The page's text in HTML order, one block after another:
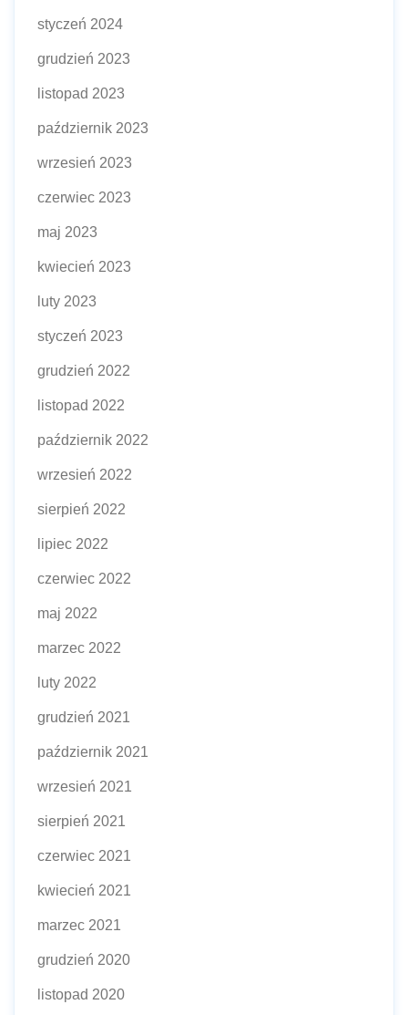
styczeń 2024
grudzień 2023
listopad 2023
październik 2023
wrzesień 2023
czerwiec 2023
maj 2023
kwiecień 2023
luty 2023
styczeń 2023
grudzień 2022
listopad 2022
październik 2022
wrzesień 2022
sierpień 2022
lipiec 2022
czerwiec 2022
maj 2022
marzec 2022
luty 2022
grudzień 2021
październik 2021
wrzesień 2021
sierpień 2021
czerwiec 2021
kwiecień 2021
marzec 2021
grudzień 2020
listopad 2020